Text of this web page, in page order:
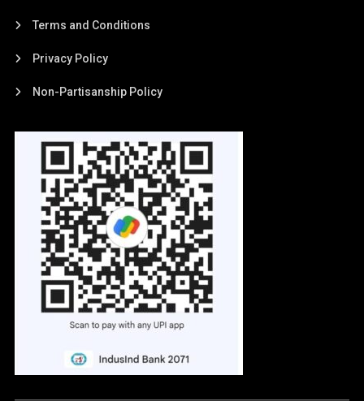
Terms and Conditions
Privacy Policy
Non-Partisanship Policy